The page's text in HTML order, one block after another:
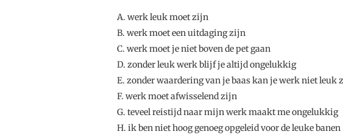
werk leuk moet zijn
werk moet een uitdaging zijn
werk moet je niet boven de pet gaan
zonder leuk werk blijf je altijd ongelukkig
zonder waardering van je baas kan je werk niet leuk
werk moet afwisselend zijn
teveel reistijd naar mijn werk maakt me ongelukkig
ik ben niet hoog genoeg opgeleid voor de leuke banen